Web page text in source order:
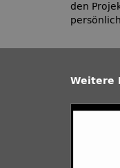
den
Weitere